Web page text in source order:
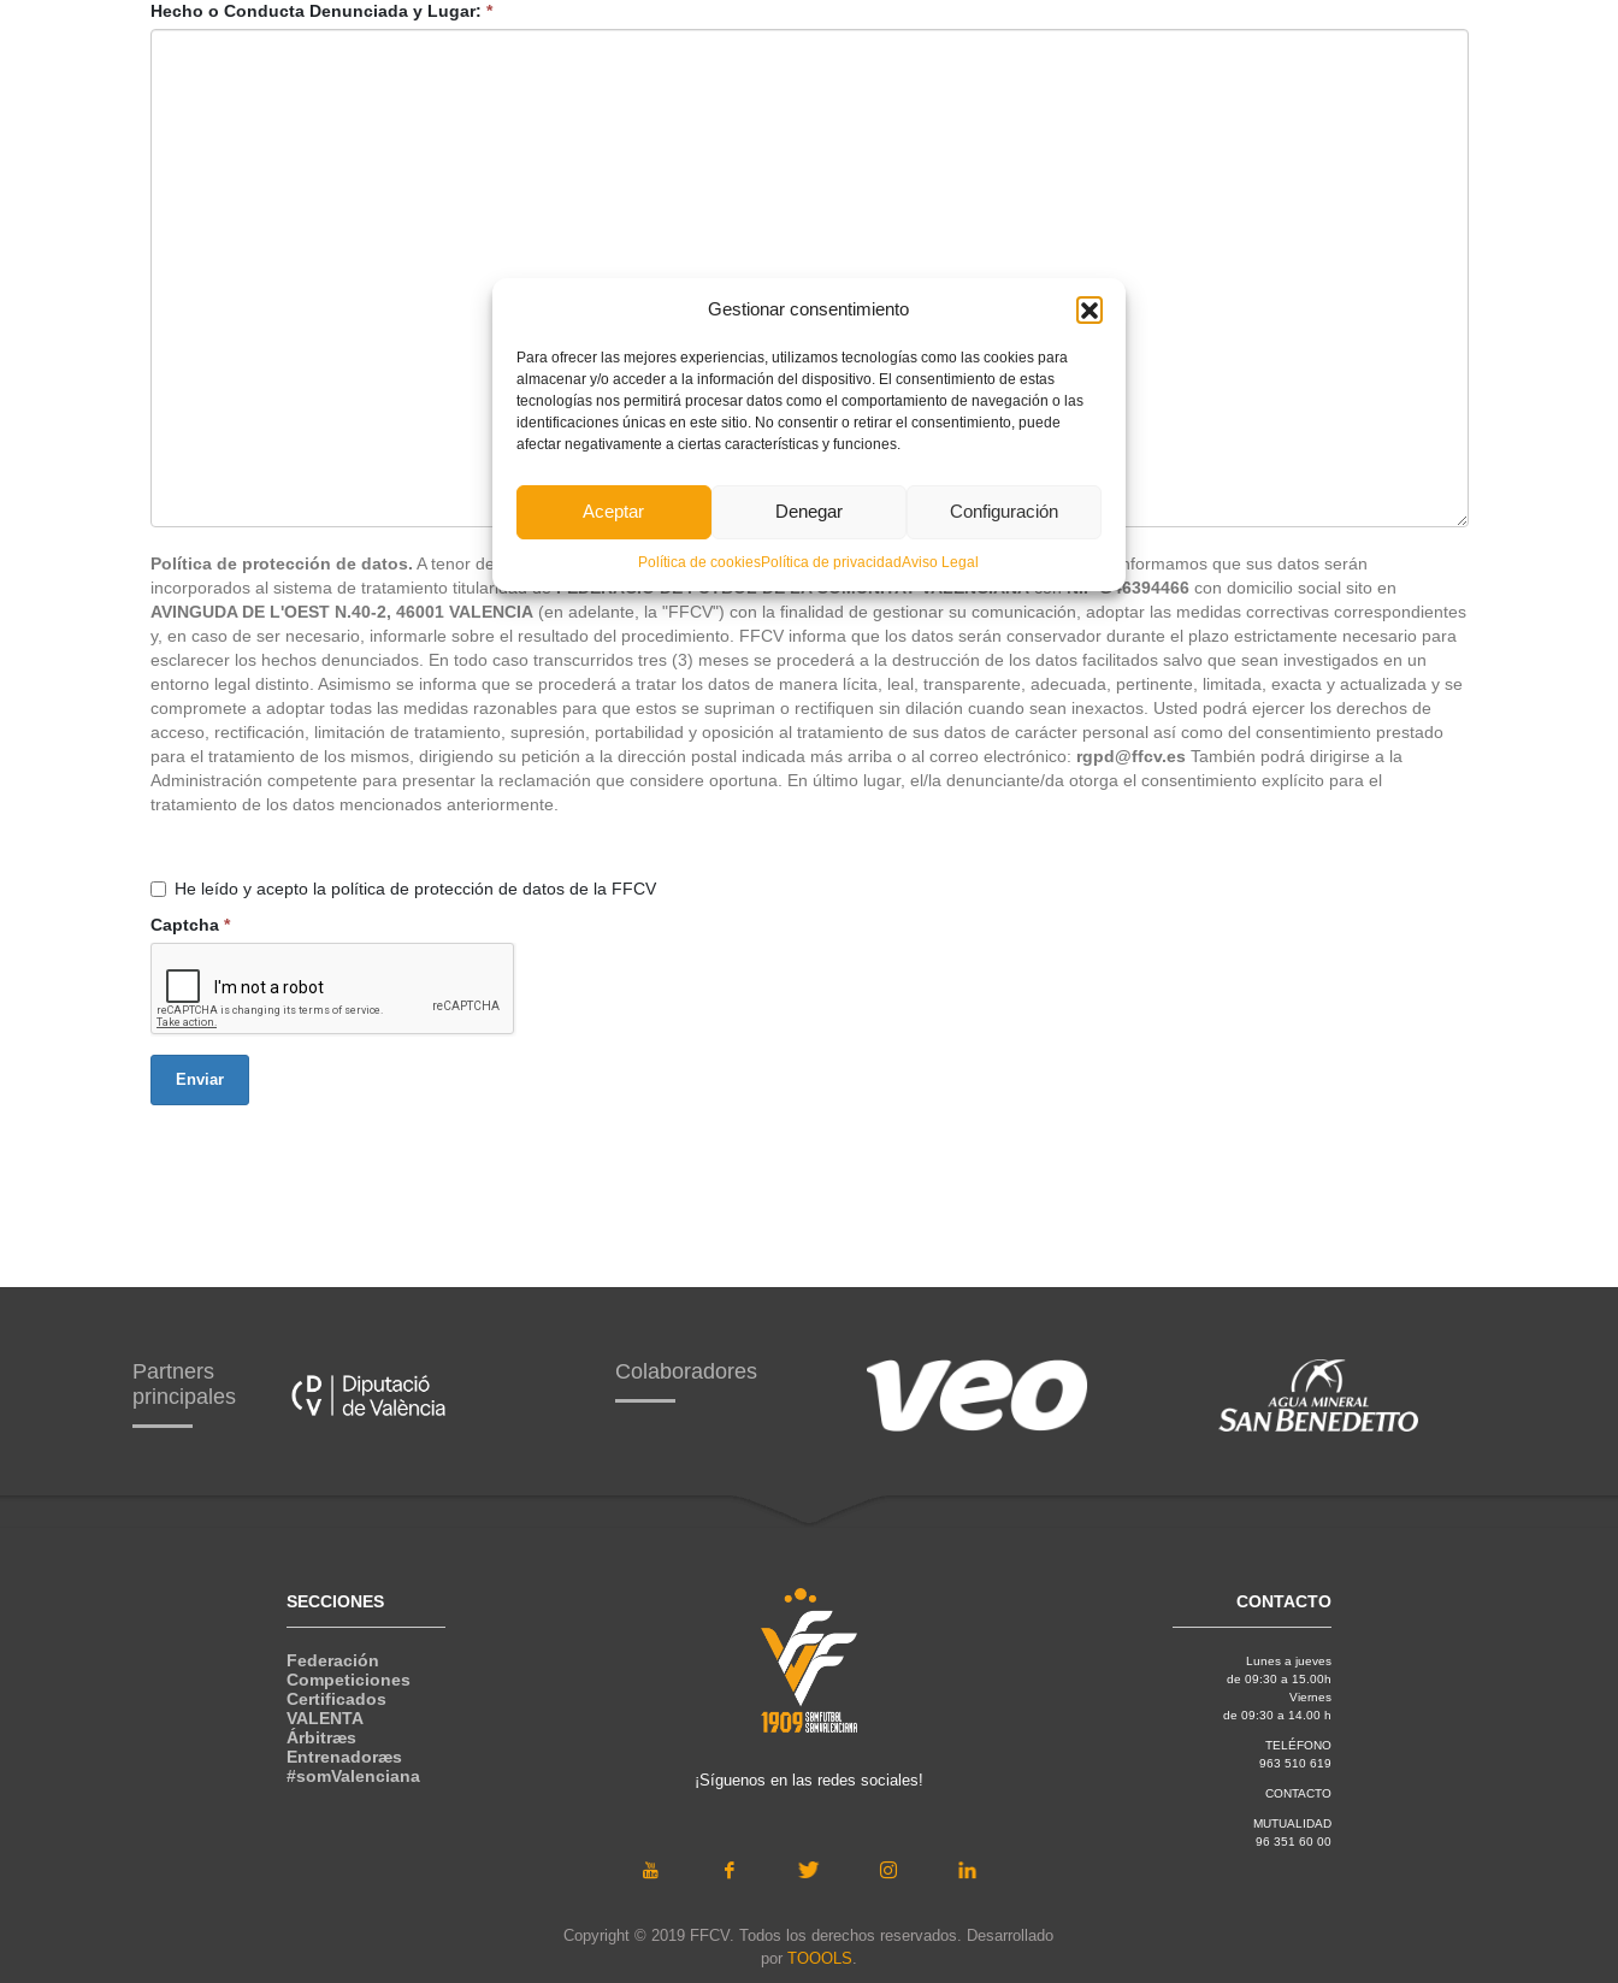
Gestionar consentimiento
Para ofrecer las mejores experiencias, utilizamos tecnologías como las cookies para
almacenar y/o acceder a la información del dispositivo. El consentimiento de estas
tecnologías nos permitirá procesar datos como el comportamiento de navegación o las
identificaciones únicas en este sitio. No consentir o retirar el consentimiento, puede
afectar negativamente a ciertas características y funciones.
Aceptar Denegar Configuración
Política de cookiesPolítica de privacidadAviso Legal
Hecho o Conducta Denunciada y Lugar: *
Política de protección de datos. A tenor de la normativa vigente y aplicable en Protección de Datos de Carácter Personal, le informamos que sus datos serán
incorporados al sistema de tratamiento titularidad deFEDERACIÓ DE FUTBOL DE LA COMUNITAT VALENCIANAconNIF G46394466con domicilio social sito en
AVINGUDA DE L'OEST N.40-2, 46001 VALENCIA(en adelante, la "FFCV") con la finalidad de gestionar su comunicación, adoptar las medidas correctivas correspondientes
y, en caso de ser necesario, informarle sobre el resultado del procedimiento. FFCV informa que los datos serán conservador durante el plazo estrictamente necesario para
esclarecer los hechos denunciados. En todo caso transcurridos tres (3) meses se procederá a la destrucción de los datos facilitados salvo que sean investigados en un
entorno legal distinto. Asimismo se informa que se procederá a tratar los datos de manera lícita, leal, transparente, adecuada, pertinente, limitada, exacta y actualizada y se
compromete a adoptar todas las medidas razonables para que estos se supriman o rectifiquen sin dilación cuando sean inexactos. Usted podrá ejercer los derechos de
acceso, rectificación, limitación de tratamiento, supresión, portabilidad y oposición al tratamiento de sus datos de carácter personal así como del consentimiento prestado
para el tratamiento de los mismos, dirigiendo su petición a la dirección postal indicada más arriba o al correo electrónico: rgpd@ffcv.es También podrá dirigirse a la
Administración competente para presentar la reclamación que considere oportuna. En último lugar, el/la denunciante/da otorga el consentimiento explícito para el
tratamiento de los datos mencionados anteriormente.
He leído y acepto la política de protección de datos de la FFCV
Captcha *
Enviar
Partners
principales
Colaboradores
SECCIONES
Federación
Competiciones
Certificados
VALENTA
Árbitræs
Entrenadoræs
#somValenciana
¡Síguenos en las redes sociales!
Copyright © 2019 FFCV. Todos los derechos reservados. Desarrollado
por TOOOLS.
CONTACTO
Lunes a jueves
de 09:30 a 15.00h
Viernes
de 09:30 a 14.00 h
TELÉFONO
963 510 619
CONTACTO
MUTUALIDAD
96 351 60 00